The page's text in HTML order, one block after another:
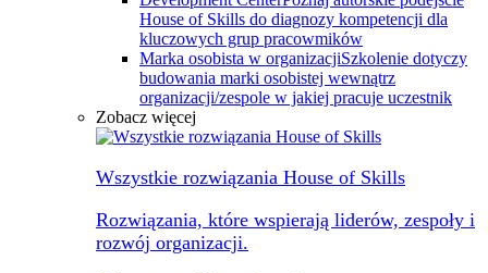
House of Skills do diagnozy kompetencji dla
kluczowych grup pracowmików
Marka osobista w organizacjiSzkolenie dotyczy
budowania marki osobistej wewnątrz
organizacji/zespole w jakiej pracuje uczestnik
Zobacz więcej
Wszystkie rozwiązania House of Skills
Rozwiązania, które wspierają liderów, zespoły i
rozwój organizacji.